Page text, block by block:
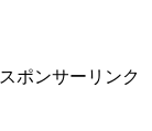
スポンサーリンク